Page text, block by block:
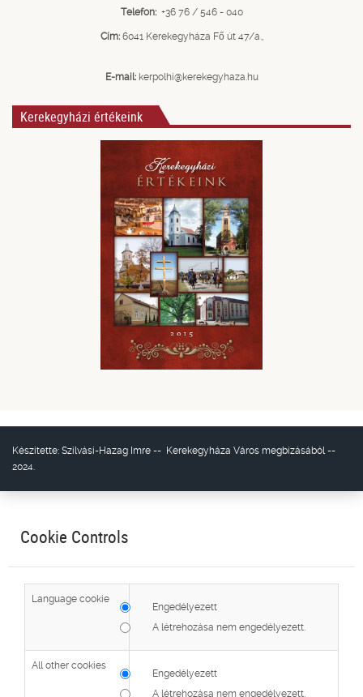
Telefon: +36 76 / 546 - 040
Cím: 6041 Kerekegyháza Fő út 47/a.,
E-mail: kerpolhi@kerekegyhaza.hu
Kerekegyházi értékeink
Készítette: Szilvási-Hazag Imre -- Kerekegyháza Város megbízásából --
2024.
Cookie Controls
Language cookie
Engedélyezett
A létrehozása nem engedélyezett.
All other cookies
Engedélyezett
A létrehozása nem engedélyezett.